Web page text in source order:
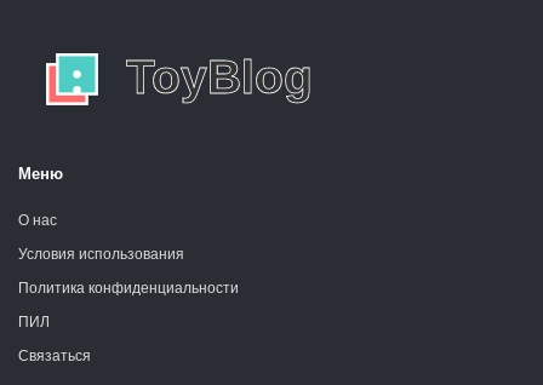
Меню
О нас
Условия использования
Политика конфиденциальности
ПИЛ
Связаться